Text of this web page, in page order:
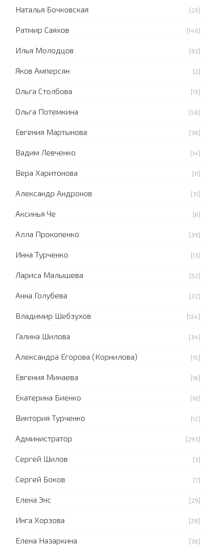
Наталья Бочковская [29]
Ратмир Саяхов [149]
Илья Молодцов [93]
Яков Амперсян [2]
Ольга Столбова [19]
Ольга Потемкина [58]
Евгения Мартынова [36]
Вадим Левченко [14]
Вера Харитонова [11]
Александр Андронов [31]
Аксинья Че [6]
Алла Прокопенко [39]
Инна Турченко [13]
Лариса Малышева [52]
Анна Голубева [32]
Владимир Шебзухов [124]
Галина Шилова [34]
Александра Егорова (Корнилова) [15]
Евгения Минаева [16]
Екатерина Биенко [18]
Виктория Турченко [12]
Администратор [293]
Сергей Шилов [3]
Сергей Боков [7]
Елена Энс [29]
Инга Хорзова [28]
Елена Назаркина [36]